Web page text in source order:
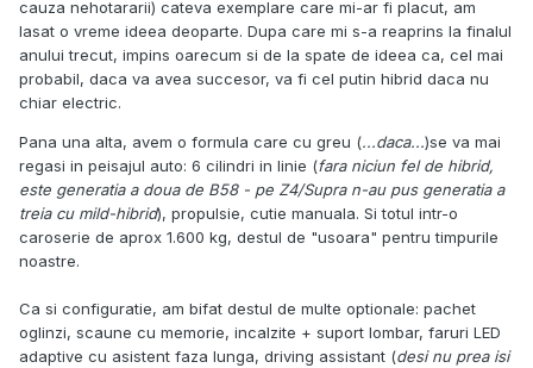
cauza nehotararii) cateva exemplare care mi-ar fi placut, am
lasat o vreme ideea deoparte. Dupa care mi s-a reaprins la finalul
anului trecut, impins oarecum si de la spate de ideea ca, cel mai
probabil, daca va avea succesor, va fi cel putin hibrid daca nu
chiar electric.
Pana una alta, avem o formula care cu greu (...daca...)se va mai
regasi in peisajul auto: 6 cilindri in linie (fara niciun fel de hibrid,
este generatia a doua de B58 - pe Z4/Supra n-au pus generatia a
treia cu mild-hibrid), propulsie, cutie manuala. Si totul intr-o
caroserie de aprox 1.600 kg, destul de "usoara" pentru timpurile
noastre.
Ca si configuratie, am bifat destul de multe optionale: pachet
oglinzi, scaune cu memorie, incalzite + suport lombar, faruri LED
adaptive cu asistent faza lunga, driving assistant (desi nu prea isi